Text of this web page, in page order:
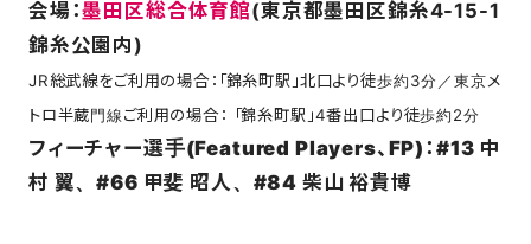
会場：墨田区総合体育館(東京都墨田区錦糸4-15-1
錦糸公園内)
JR総武線をご利用の場合：「錦糸町駅」北口より徒歩約3分／東京メ
トロ半蔵門線ご利用の場合： 「錦糸町駅」4番出口より徒歩約2分
フィーチャー選手(Featured Players、FP)：#13 中
村 翼、#66 甲斐 昭人、#84 柴山 裕貴博